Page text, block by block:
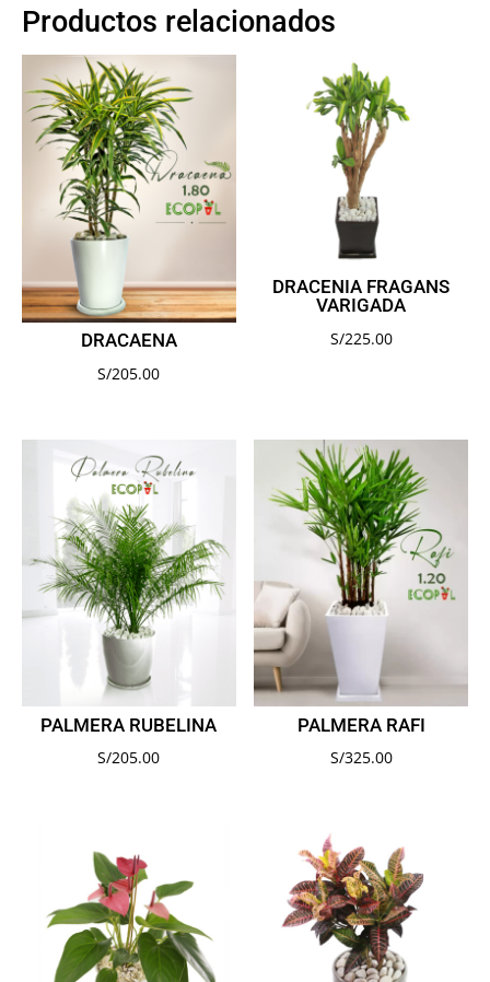
Productos relacionados
DRACAENA
S/205.00
DRACENIA FRAGANS
VARIGADA
S/225.00
PALMERA RUBELINA
S/205.00
PALMERA RAFI
S/325.00